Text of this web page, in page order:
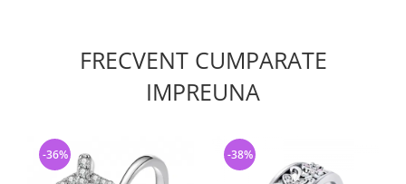
FRECVENT CUMPARATE
IMPREUNA
-36% -38%